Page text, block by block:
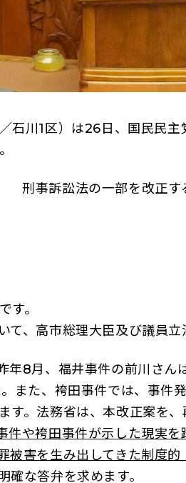
川1区）は26日、国民民
刑事訴訟法の一部を改
す。
、高市総理大臣及び議員立
年8月、福井事件の前川さ
また、袴田事件では、事件
す。法務省は、本改正案を
件や袴田事件が示した現実を
被害を生み出してきた制度
確な答弁を求めます。